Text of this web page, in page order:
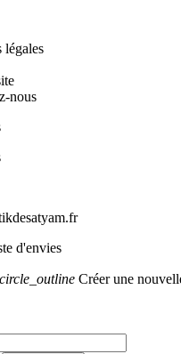
légales
nous
d'envies
Créer une